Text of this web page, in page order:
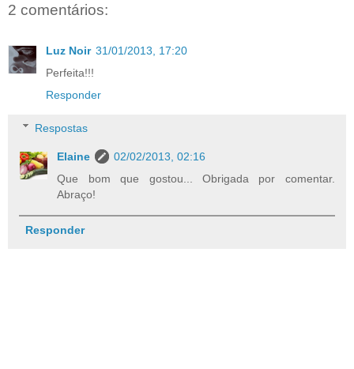
2 comentários:
Luz Noir 31/01/2013, 17:20
Perfeita!!!
Responder
Respostas
Elaine
02/02/2013, 02:16
Que bom que gostou... Obrigada por comentar.
Abraço!
Responder